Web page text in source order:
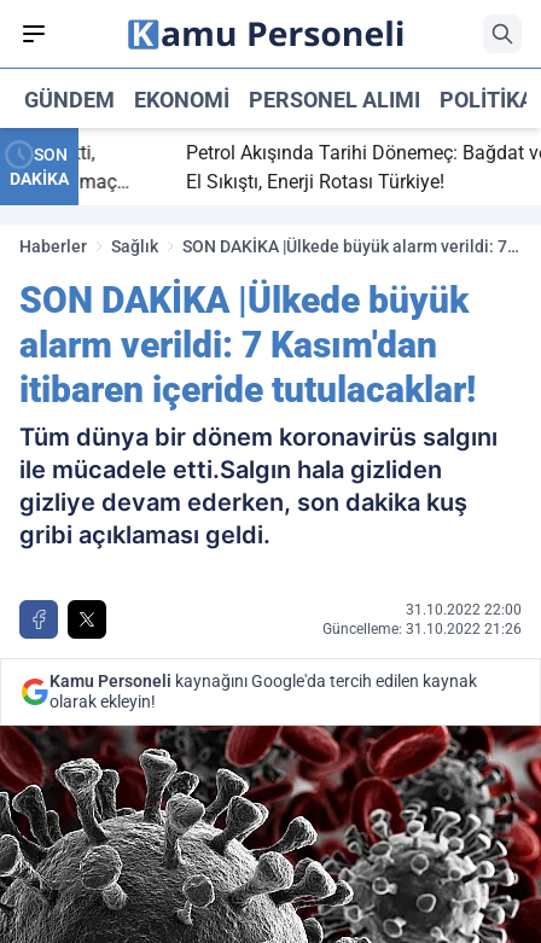
GÜNDEM EKONOMI PERSONEL ALIMI POLITIKA
SON
DAKİKA
bitti,
maç
Petrol Akışında Tarihi Dönemeç: Bağdat ve
El Sıkıştı, Enerji Rotası Türkiye!
Haberler Sağlık
SON DAKİKA |Ülkede büyük alarm verildi: 7
SON DAKİKA |Ülkede büyük
alarm verildi: 7 Kasım'dan
itibaren içeride tutulacaklar!
Tüm dünya bir dönem koronavirüs salgını
ile mücadele etti.Salgın hala gizliden
gizliye devam ederken, son dakika kuş
gribi açıklaması geldi.
31.10.2022 22:00
Güncelleme: 31.10.2022 21:26
Kamu Personeli kaynağını Google'da tercih edilen kaynak
olarak ekleyin!